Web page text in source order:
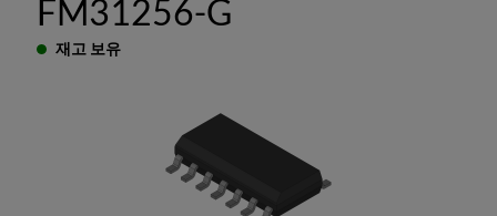
FM31256-G
재고 보유